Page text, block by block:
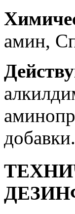
амин,
добавки.